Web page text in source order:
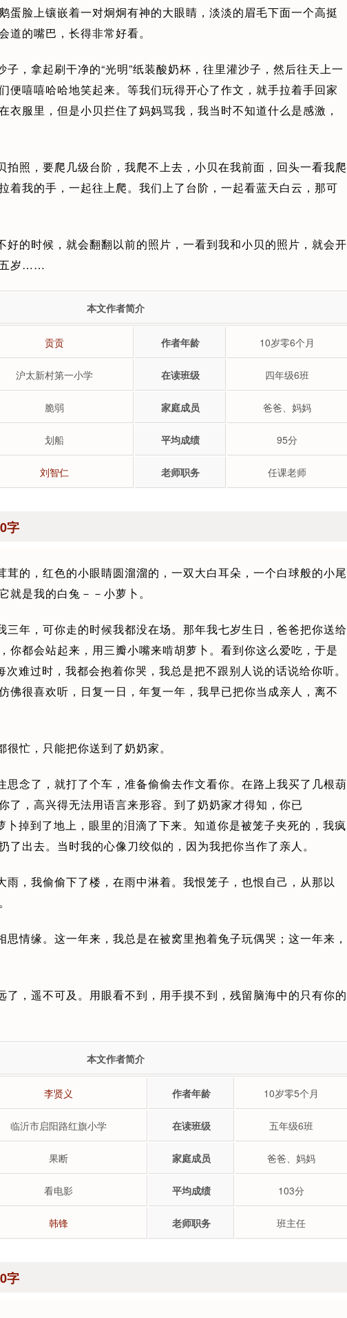
蛋脸上镶嵌着一对炯炯有神的大眼睛，淡淡的眉毛下面一个高挺
道的嘴巴，长得非常好看。
子，拿起刷干净的“光明”纸装酸奶杯，往里灌沙子，然后往天上一
便嘻嘻哈哈地笑起来。等我们玩得开心了作文，就手拉着手回家
衣服里，但是小贝拦住了妈妈骂我，我当时不知道什么是感激，
拍照，要爬几级台阶，我爬不上去，小贝在我前面，回头一看我爬
着我的手，一起往上爬。我们上了台阶，一起看蓝天白云，那可
好的时候，就会翻翻以前的照片，一看到我和小贝的照片，就会开
五岁……
本文作者简介
贡贡 作者年龄 10岁零6个月
沪太新村第一小学 在读班级 四年级6班
脆弱 家庭成员 爸爸、妈妈
划船 平均成绩 95分
刘智仁 老师职务 任课老师
字
茸的，红色的小眼睛圆溜溜的，一双大白耳朵，一个白球般的小尾
就是我的白兔－－小萝卜。
三年，可你走的时候我都没在场。那年我七岁生日，爸爸把你送给
你都会站起来，用三瓣小嘴来啃胡萝卜。看到你这么爱吃，于是
次难过时，我都会抱着你哭，我总是把不跟别人说的话说给你听。
佛很喜欢听，日复一日，年复一年，我早已把你当成亲人，离不
忙，只能把你送到了奶奶家。
思念了，就打了个车，准备偷偷去作文看你。在路上我买了几根葫
了，高兴得无法用语言来形容。到了奶奶家才得知，你已
卜掉到了地上，眼里的泪滴了下来。知道你是被笼子夹死的，我疯
了出去。当时我的心像刀绞似的，因为我把你当作了亲人。
雨，我偷偷下了楼，在雨中淋着。我恨笼子，也恨自己，从那以
思情缘。这一年来，我总是在被窝里抱着兔子玩偶哭；这一年来，
了，遥不可及。用眼看不到，用手摸不到，残留脑海中的只有你的
本文作者简介
李贤义 作者年龄 10岁零5个月
临沂市启阳路红旗小学 在读班级 五年级6班
果断 家庭成员 爸爸、妈妈
看电影 平均成绩 103分
韩锋 老师职务 班主任
字